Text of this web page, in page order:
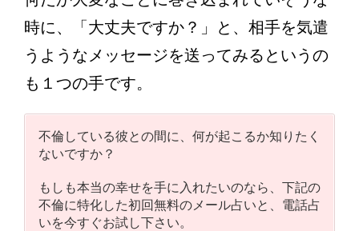
時に、「大丈夫ですか？」と、相手を気遣
うようなメッセージを送ってみるというの
も１つの手です。
不倫している彼との間に、何が起こるか知りたく
ないですか？
もしも本当の幸せを手に入れたいのなら、下記の
不倫に特化した初回無料のメール占いと、電話占
いを今すぐお試し下さい。